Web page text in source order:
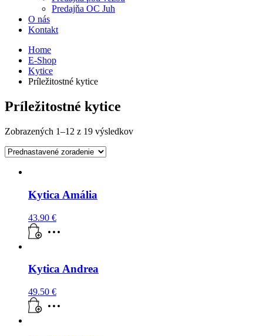
Predajňa OC Juh
O nás
Kontakt
Home
E-Shop
Kytice
Príležitostné kytice
Príležitostné kytice
Zobrazených 1–12 z 19 výsledkov
Kytica Amália
43.90 €
Kytica Andrea
49.50 €